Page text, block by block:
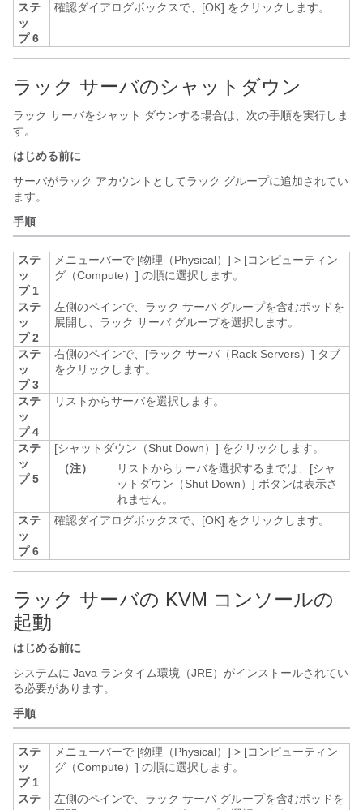
ステ
ッ
プ 6
確認ダイアログボックスで、[OK] をクリックします。
ラック サーバのシャットダウン
ラック サーバをシャット ダウンする場合は、次の手順を実行しま
す。
はじめる前に
サーバがラック アカウントとしてラック グループに追加されてい
ます。
手順
ステ
ッ
プ 1
メニューバーで [物理（Physical）] > [コンピューティン
グ（Compute）] の順に選択します。
ステ
ッ
プ 2
左側のペインで、ラック サーバ グループを含むポッドを
展開し、ラック サーバ グループを選択します。
ステ
ッ
プ 3
右側のペインで、[ラック サーバ（Rack Servers）] タブ
をクリックします。
ステ
ッ
プ 4
リストからサーバを選択します。
ステ
ッ
プ 5
[シャットダウン（Shut Down）] をクリックします。
（注）
リストからサーバを選択するまでは、[シャ
ットダウン（Shut Down）] ボタンは表示さ
れません。
ステ
ッ
プ 6
確認ダイアログボックスで、[OK] をクリックします。
ラック サーバの KVM コンソールの
起動
はじめる前に
システムに Java ランタイム環境（JRE）がインストールされてい
る必要があります。
手順
ステ
ッ
プ 1
メニューバーで [物理（Physical）] > [コンピューティン
グ（Compute）] の順に選択します。
ステ
左側のペインで、ラック サーバ グループを含むポッドを